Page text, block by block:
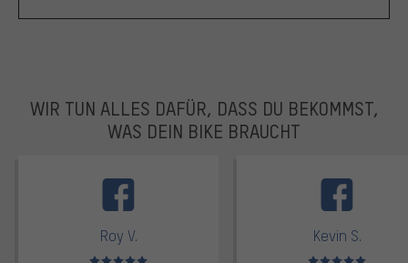
WIR TUN ALLES DAFÜR, DASS DU BEKOMMST,
WAS DEIN BIKE BRAUCHT
Roy V.
Bewertungen: 5 von 5
Kevin S.
Bewertungen: 5 von 5